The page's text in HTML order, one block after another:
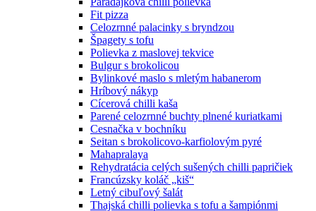
Fit pizza
Celozrnné palacinky s bryndzou
Špagety s tofu
Polievka z maslovej tekvice
Bulgur s brokolicou
Bylinkové maslo s mletým habanerom
Hríbový nákyp
Cícerová chilli kaša
Parené celozrnné buchty plnené kuriatkami
Cesnačka v bochníku
Seitan s brokolicovo-karfiolovým pyré
Mahapralaya
Rehydratácia celých sušených chilli papričiek
Francúzsky koláč „kiš“
Letný cibuľový šalát
Thajská chilli polievka s tofu a šampiónmi